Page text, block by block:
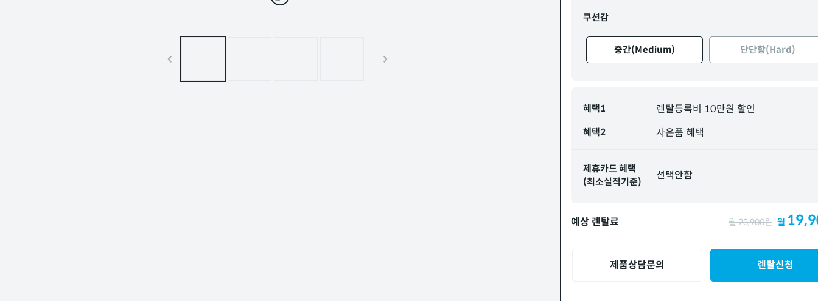
쿠션감
중간(Medium) 단단함(Hard)
혜택1 렌탈등록비 10만원 할인
혜택2 사은품 혜택
제휴카드 혜택
(최소실적기준)
선택안함
예상 렌탈료 월23,900원 월
제품상담문의 렌탈신청